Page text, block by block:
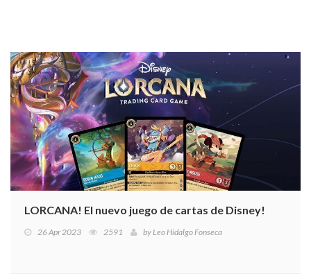
LORCANA! El nuevo juego de cartas de Disney!
26 Apr 2023 2591 byLeo Hidalgo Fonseca